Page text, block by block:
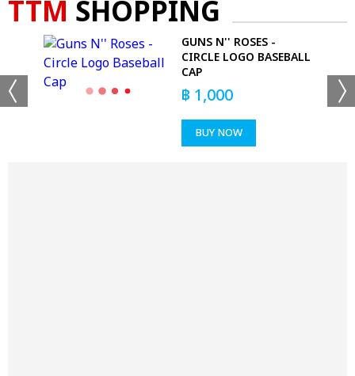
TTM SHOPPING
GUNS N'' ROSES -
CIRCLE LOGO BASEBALL
CAP
฿ 1,000
BUY NOW